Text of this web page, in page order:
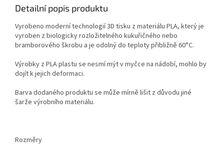
Detailní popis produktu
Vyrobeno moderní technologií 3D tisku z materiálu PLA, který je
vyroben z biologicky rozložitelného kukuřičného nebo
bramborového škrobu a je odolný do teploty přibližně 60°C.
Výrobky z PLA plastu se nesmí mýt v myčce na nádobí, mohlo by
dojít k jejich deformaci.
Barva dodaného produktu se může mírně lišit z důvodu jiné
šarže výrobního materiálu.
Rozměry